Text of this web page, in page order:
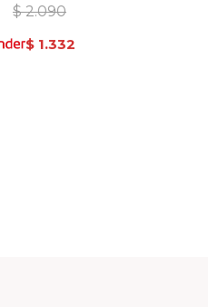
$ 2.090
$ 1.332